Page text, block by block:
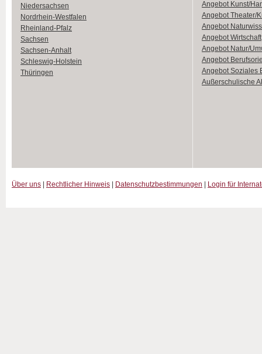
Niedersachsen
Nordrhein-Westfalen
Rheinland-Pfalz
Sachsen
Sachsen-Anhalt
Schleswig-Holstein
Thüringen
Angebot Kunst/
Angebot Theater/
Angebot
Angebot Wirtschaft
Angebot Natur/
Angebot
Angebot Soziales
Außerschulische
Über uns Rechtlicher Hinweis Datenschutzbestimmungen Login für